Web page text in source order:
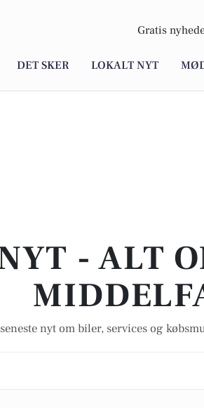
Gratis
DET SKER LOKALT NYT
- ALT
nyt om biler, services og